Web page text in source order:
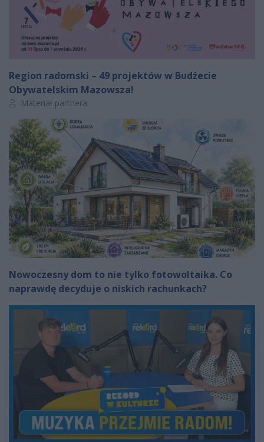
Region radomski – 49 projektów w Budżecie
Obywatelskim Mazowsza!
Autor artykułu:
Materiał partnera
Nowoczesny dom to nie tylko fotowoltaika. Co
naprawdę decyduje o niskich rachunkach?